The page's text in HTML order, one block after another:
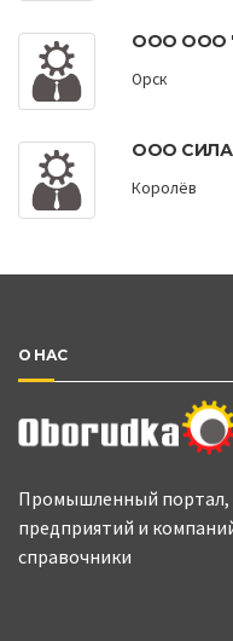
ООО ООО
Орск
ООО
Королёв
О НАС
Промышленный портал,
предприятий и
справочники